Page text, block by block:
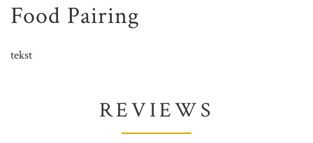
Food Pairing
tekst
REVIEWS